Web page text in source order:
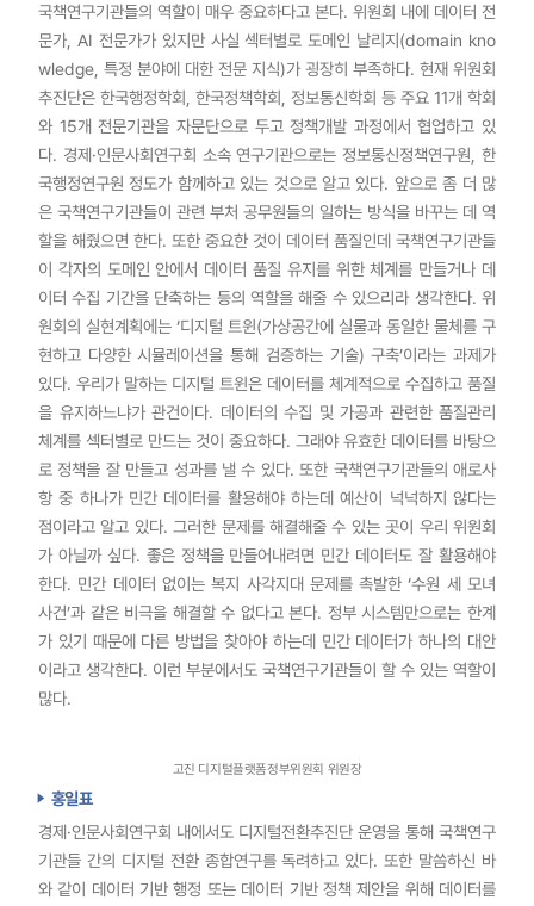
국책연구기관들의 역할이 매우 중요하다고 본다. 위원회 내에 데이터 전
문가, AI 전문가가 있지만 사실 섹터별로 도메인 날리지(domain kno
wledge, 특정 분야에 대한 전문 지식)가 굉장히 부족하다. 현재 위원회
추진단은 한국행정학회, 한국정책학회, 정보통신학회 등 주요 11개 학회
와 15개 전문기관을 자문단으로 두고 정책개발 과정에서 협업하고 있
다. 경제·인문사회연구회 소속 연구기관으로는 정보통신정책연구원, 한
국행정연구원 정도가 함께하고 있는 것으로 알고 있다. 앞으로 좀 더 많
은 국책연구기관들이 관련 부처 공무원들의 일하는 방식을 바꾸는 데 역
할을 해줬으면 한다. 또한 중요한 것이 데이터 품질인데 국책연구기관들
이 각자의 도메인 안에서 데이터 품질 유지를 위한 체계를 만들거나 데
이터 수집 기간을 단축하는 등의 역할을 해줄 수 있으리라 생각한다. 위
원회의 실현계획에는 ‘디지털 트윈(가상공간에 실물과 동일한 물체를 구
현하고 다양한 시뮬레이션을 통해 검증하는 기술) 구축’이라는 과제가
있다. 우리가 말하는 디지털 트윈은 데이터를 체계적으로 수집하고 품질
을 유지하느냐가 관건이다. 데이터의 수집 및 가공과 관련한 품질관리
체계를 섹터별로 만드는 것이 중요하다. 그래야 유효한 데이터를 바탕으
로 정책을 잘 만들고 성과를 낼 수 있다. 또한 국책연구기관들의 애로사
항 중 하나가 민간 데이터를 활용해야 하는데 예산이 넉넉하지 않다는
점이라고 알고 있다. 그러한 문제를 해결해줄 수 있는 곳이 우리 위원회
가 아닐까 싶다. 좋은 정책을 만들어내려면 민간 데이터도 잘 활용해야
한다. 민간 데이터 없이는 복지 사각지대 문제를 촉발한 ‘수원 세 모녀
사건’과 같은 비극을 해결할 수 없다고 본다. 정부 시스템만으로는 한계
가 있기 때문에 다른 방법을 찾아야 하는데 민간 데이터가 하나의 대안
이라고 생각한다. 이런 부분에서도 국책연구기관들이 할 수 있는 역할이
많다.
고진 디지털플랫폼정부위원회 위원장
홍일표
경제·인문사회연구회 내에서도 디지털전환추진단 운영을 통해 국책연구
기관들 간의 디지털 전환 종합연구를 독려하고 있다. 또한 말씀하신 바
와 같이 데이터 기반 행정 또는 데이터 기반 정책 제안을 위해 데이터를